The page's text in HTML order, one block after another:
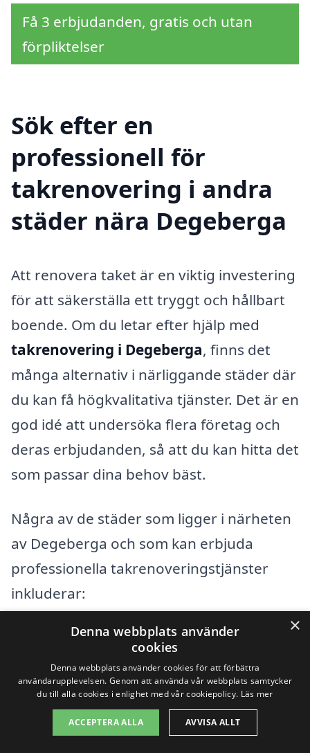
Få 3 erbjudanden, gratis och utan
förpliktelser
Sök efter en
professionell för
takrenovering i andra
städer nära Degeberga
Att renovera taket är en viktig investering
för att säkerställa ett tryggt och hållbart
boende. Om du letar efter hjälp med
takrenovering i Degeberga, finns det
många alternativ i närliggande städer där
du kan få högkvalitativa tjänster. Det är en
god idé att undersöka flera företag och
deras erbjudanden, så att du kan hitta det
som passar dina behov bäst.
Några av de städer som ligger i närheten
av Degeberga och som kan erbjuda
professionella takrenoveringstjänster
inkluderar:
Kristianstad
Åhus
Bromölla
Östra Göinge
×
Denna webbplats använder
cookies
Denna webbplats använder cookies för att förbättra
användarupplevelsen. Genom att använda vår webbplats samtycker
du till alla cookies i enlighet med vår cookiepolicy. Läs mer
ACCEPTERA ALLA AVVISA ALLT